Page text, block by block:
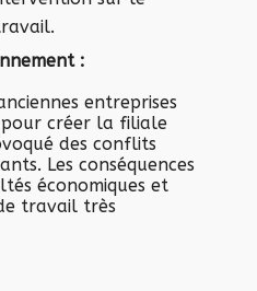
:
entreprises
créer la filiale
des conflits
Les conséquences
économiques et
travail très